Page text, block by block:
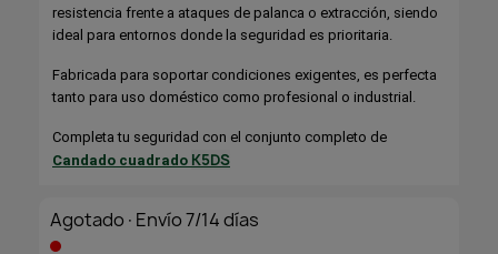
resistencia frente a ataques de palanca o extracción, siendo
ideal para entornos donde la seguridad es prioritaria.
Fabricada para soportar condiciones exigentes, es perfecta
tanto para uso doméstico como profesional o industrial.
Completa tu seguridad con el conjunto completo de
Candado cuadrado K5DS
Agotado·Envío 7/14 días